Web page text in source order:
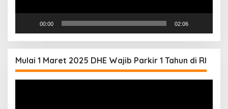
00:00 02:06
Mulai 1 Maret 2025 DHE Wajib Parkir 1 Tahun di RI